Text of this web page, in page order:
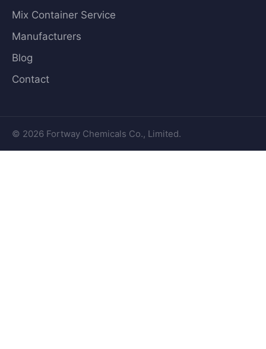
Mix Container Service
Manufacturers
Blog
Contact
© 2026 Fortway Chemicals Co., Limited.